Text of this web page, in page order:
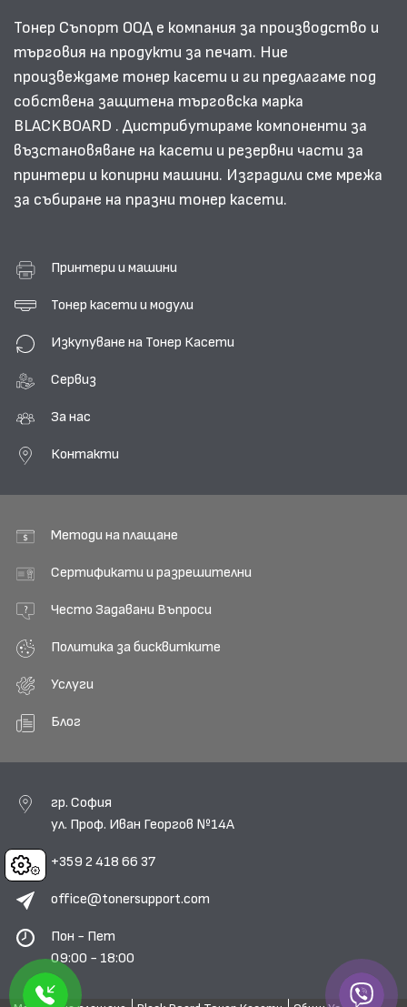
Cookies
Тонер Съпорт ООД е компания за производство и
търговия на продукти за печат. Ние
произвеждаме тонер касети и ги предлагаме под
собствена защитена търговска марка
BLACKBOARD . Дистрибутираме компоненти за
възстановяване на касети и резервни части за
принтери и копирни машини. Изградили сме мрежа
за събиране на празни тонер касети.
Принтери и машини
Тонер касети и модули
Изкупуване на Тонер Касети
Сервиз
За нас
Контакти
Методи на плащане
Сертификати и разрешителни
Често Задавани Въпроси
Политика за бисквитките
Услуги
Блог
гр. София
ул. Проф. Иван Георгов №14А
+359 2 418 66 37
office@tonersupport.com
Пон - Пет
09:00 - 18:00